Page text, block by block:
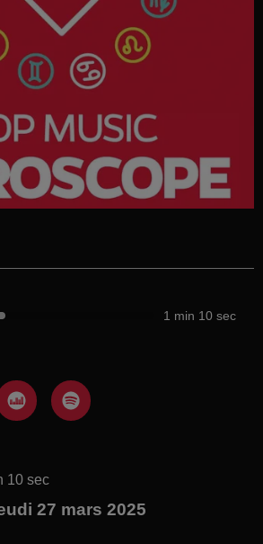
1 min 10 sec
10 sec
27 mars 2025